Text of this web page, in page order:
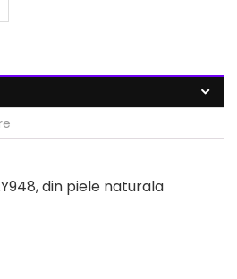
din piele naturala